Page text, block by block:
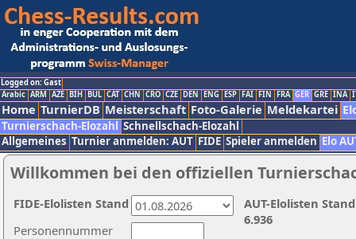
Logged on: Gast
Arabic ARM AZE BIH BUL CAT CHN CRO CZE DEN ENG ESP FAI FIN FRA GER GRE INA
Home TurnierDB Meisterschaft Foto-Galerie Meldekartei
Turnierschach-Elozahl Schnellschach-Elozahl
Allgemeines Turnier anmelden: AUT FIDE Spieler anmelden Elo
Willkommen bei den offiziellen
Personennummer
AUT-Elolisten
6.936
FIDE-Elolisten Stand